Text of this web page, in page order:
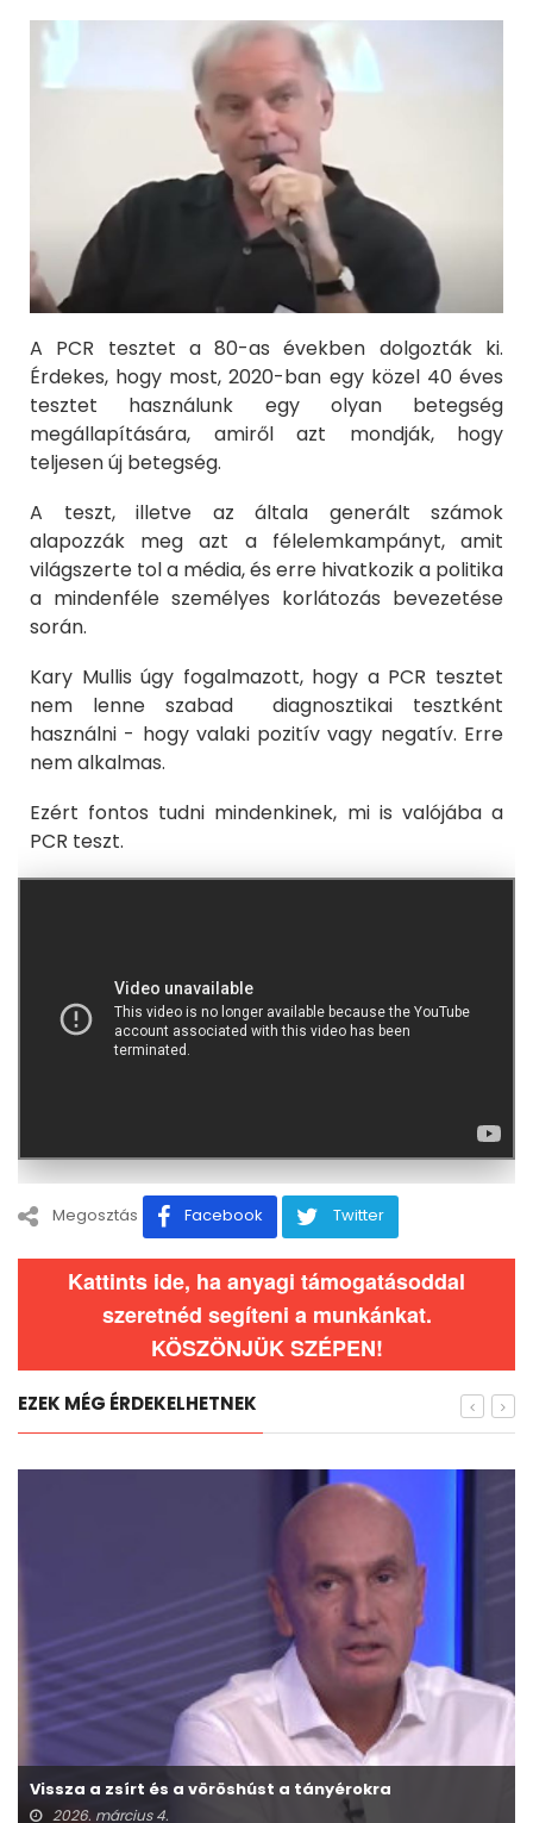
A PCR tesztet a 80-as években dolgozták ki.
Érdekes, hogy most, 2020-ban egy közel 40 éves
tesztet használunk egy olyan betegség
megállapítására, amiről azt mondják, hogy
teljesen új betegség.
A teszt, illetve az általa generált számok
alapozzák meg azt a félelemkampányt, amit
világszerte tol a média, és erre hivatkozik a politika
a mindenféle személyes korlátozás bevezetése
során.
Kary Mullis úgy fogalmazott, hogy a PCR tesztet
nem lenne szabad diagnosztikai tesztként
használni - hogy valaki pozitív vagy negatív. Erre
nem alkalmas.
Ezért fontos tudni mindenkinek, mi is valójába a
PCR teszt.
Megosztás Facebook Twitter
Kattints ide, ha anyagi támogatásoddal
szeretnéd segíteni a munkánkat.
KÖSZÖNJÜK SZÉPEN!
EZEK MÉG ÉRDEKELHETNEK
Vissza a zsírt és a vöröshúst a tányérokra
2026. március 4.